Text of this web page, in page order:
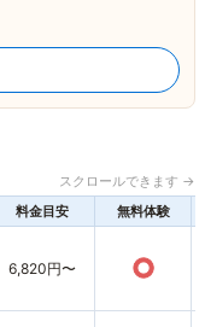
スクロールできます →
料金目安 無料体験
6,820円〜 ○